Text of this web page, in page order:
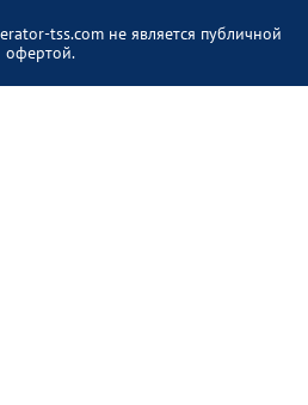
tss.com не является публичной
офертой.